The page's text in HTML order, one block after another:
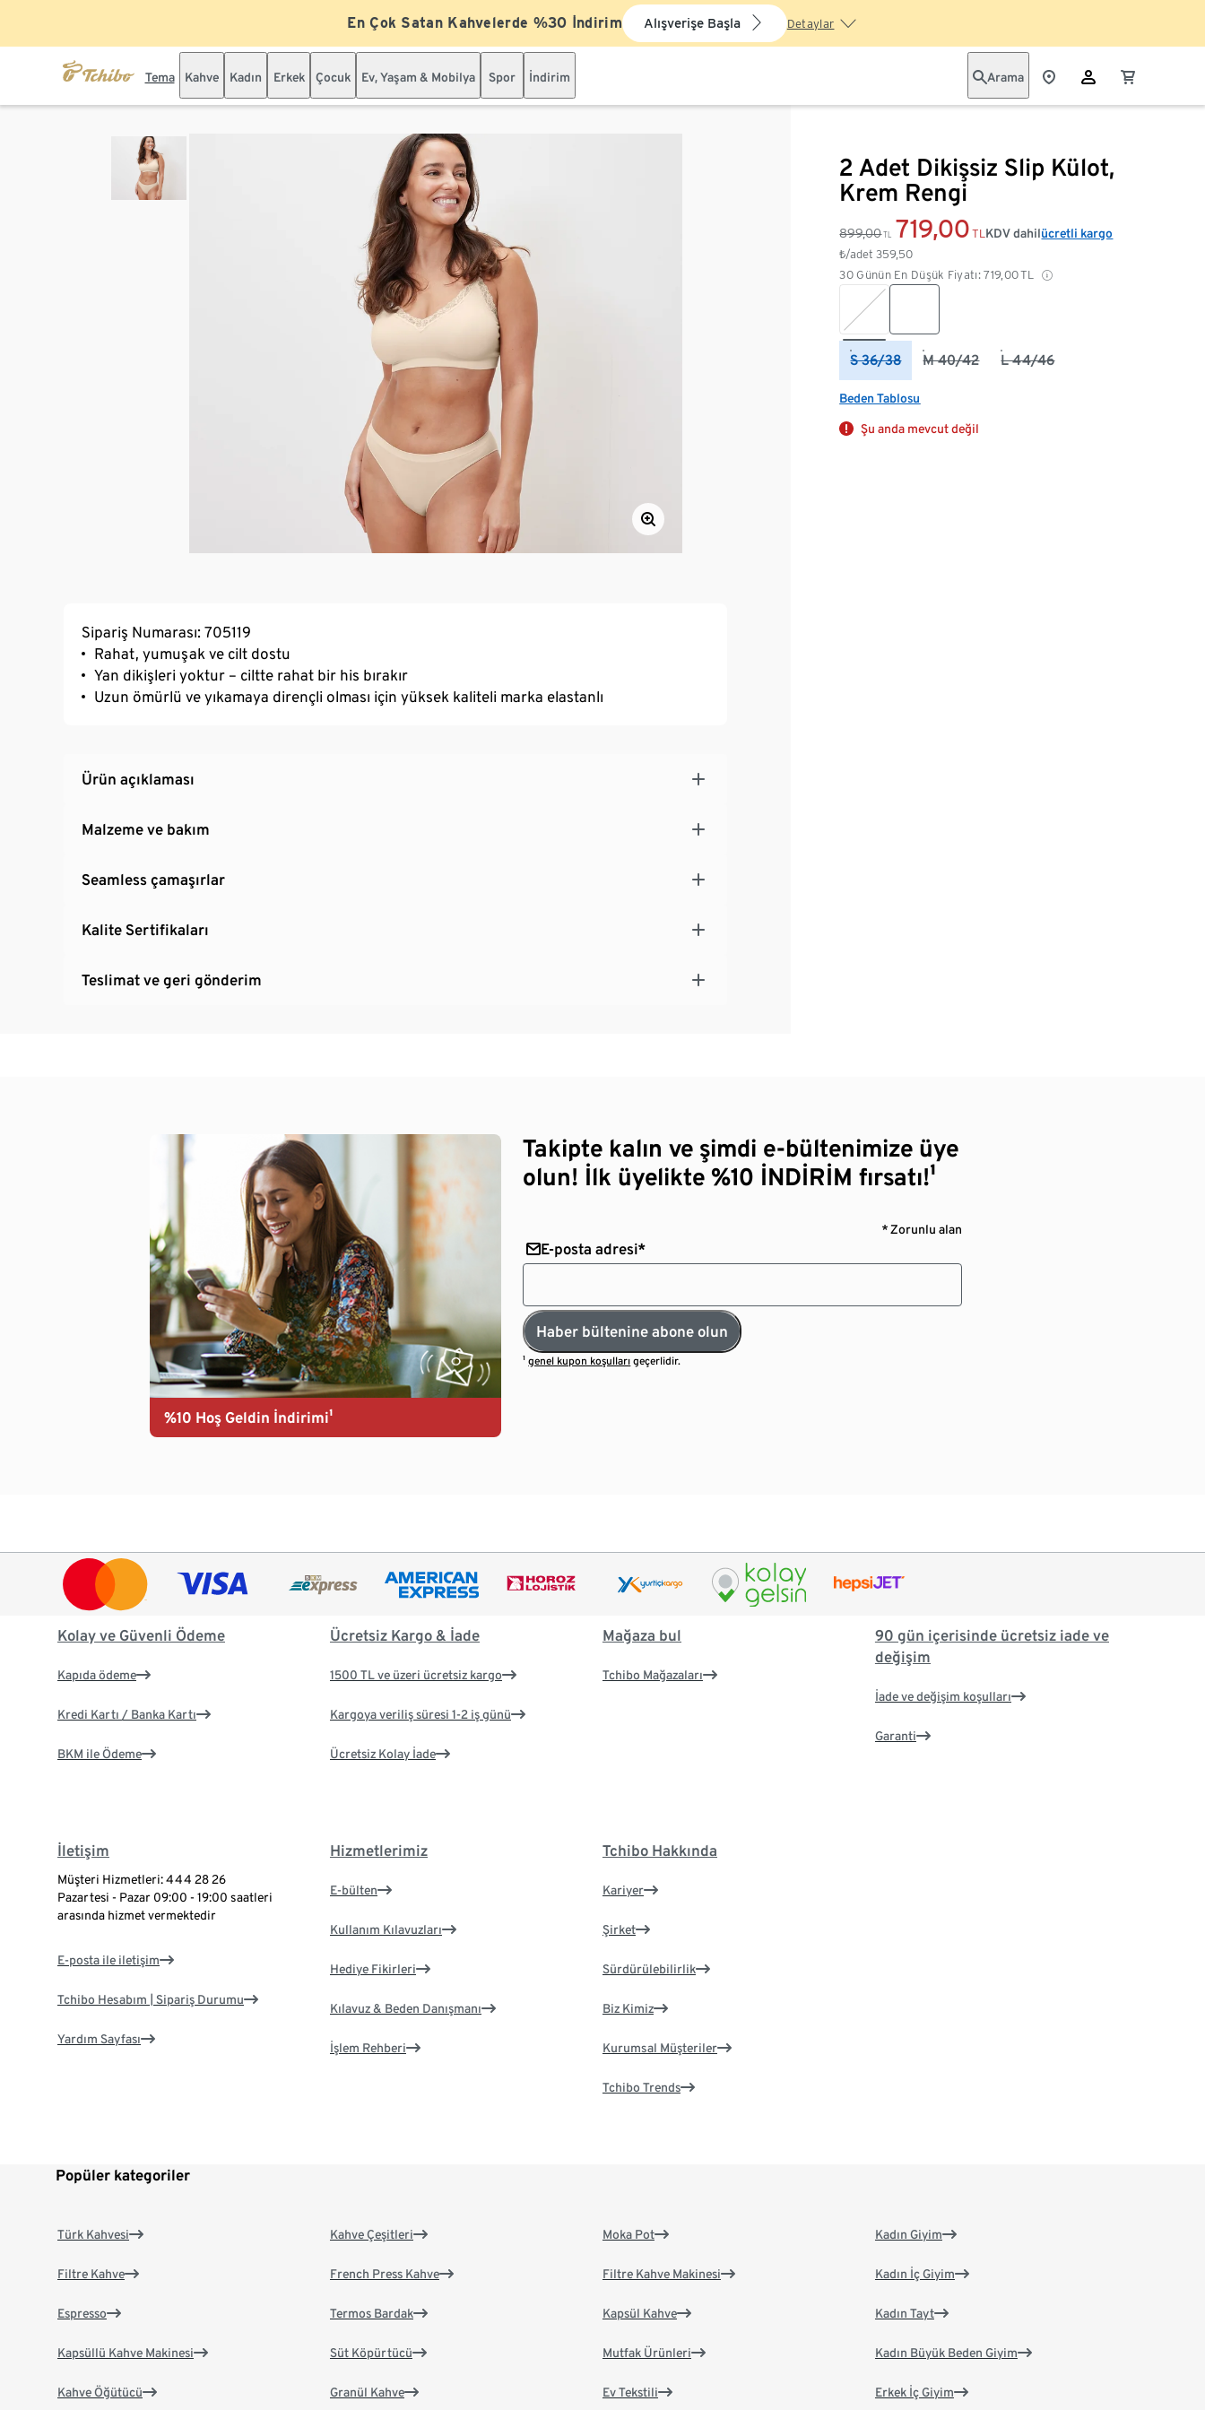
En Çok Satan Kahvelerde %30 İndirim Alışverişe Başla Detaylar
Tema Kahve Kadın Erkek Çocuk Ev, Yaşam & Mobilya Spor İndirim Arama
2 Adet Dikişsiz Slip Külot,
Krem Rengi
899,00 TL 719,00 TL
₺/adet359,50
30 Günün En Düşük Fiyatı: 719,00TL
KDV dahilücretli kargo
S 36/38 M 40/42 L 44/46
Beden Tablosu
Şu anda mevcut değil
Sipariş Numarası: 705119
Rahat, yumuşak ve cilt dostu
Yan dikişleri yoktur – ciltte rahat bir his bırakır
Uzun ömürlü ve yıkamaya dirençli olması için yüksek kaliteli marka elastanlı
Ürün açıklaması
Malzeme ve bakım
Seamless çamaşırlar
Kalite Sertifikaları
Teslimat ve geri gönderim
%10 Hoş Geldin İndirimi¹
Takipte kalın ve şimdi e-bültenimize üye
olun! İlk üyelikte %10 İNDİRİM fırsatı!¹
* Zorunlu alan
E-posta adresi*
Haber bültenine abone olun
¹genel kupon koşulları geçerlidir.
Kolay ve Güvenli Ödeme
Kapıda ödeme
Kredi Kartı / Banka Kartı
BKM ile Ödeme
Ücretsiz Kargo & İade
1500 TL ve üzeri ücretsiz kargo
Kargoya veriliş süresi 1-2 iş günü
Ücretsiz Kolay İade
Mağaza bul
Tchibo Mağazaları
90 gün içerisinde ücretsiz iade ve
değişim
İade ve değişim koşulları
Garanti
İletişim
Müşteri Hizmetleri: 444 28 26
Pazartesi - Pazar 09:00 - 19:00 saatleri
arasında hizmet vermektedir
E-posta ile iletişim
Tchibo Hesabım | Sipariş Durumu
Yardım Sayfası
Hizmetlerimiz
E-bülten
Kullanım Kılavuzları
Hediye Fikirleri
Kılavuz & Beden Danışmanı
İşlem Rehberi
Tchibo Hakkında
Kariyer
Şirket
Sürdürülebilirlik
Biz Kimiz
Kurumsal Müşteriler
Tchibo Trends
Popüler kategoriler
Türk Kahvesi
Filtre Kahve
Espresso
Kapsüllü Kahve Makinesi
Kahve Öğütücü
Kahve Çeşitleri
French Press Kahve
Termos Bardak
Süt Köpürtücü
Granül Kahve
Moka Pot
Filtre Kahve Makinesi
Kapsül Kahve
Mutfak Ürünleri
Ev Tekstili
Kadın Giyim
Kadın İç Giyim
Kadın Tayt
Kadın Büyük Beden Giyim
Erkek İç Giyim